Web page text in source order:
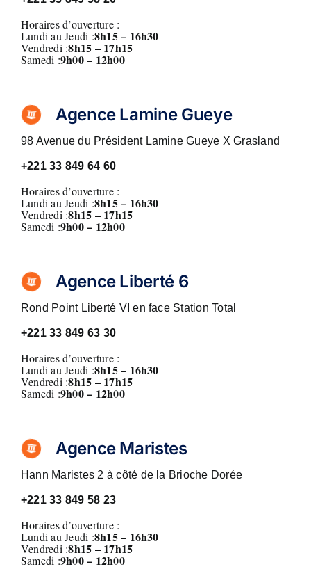
Horaires d’ouverture :
Lundi au Jeudi :8h15 – 16h30
Vendredi :8h15 – 17h15
Samedi :9h00 – 12h00
Agence Lamine Gueye
98 Avenue du Président Lamine Gueye X Grasland
+221 33 849 64 60
Horaires d’ouverture :
Lundi au Jeudi :8h15 – 16h30
Vendredi :8h15 – 17h15
Samedi :9h00 – 12h00
Agence Liberté 6
Rond Point Liberté VI en face Station Total
+221 33 849 63 30
Horaires d’ouverture :
Lundi au Jeudi :8h15 – 16h30
Vendredi :8h15 – 17h15
Samedi :9h00 – 12h00
Agence Maristes
Hann Maristes 2 à côté de la Brioche Dorée
+22133 849 58 23
Horaires d’ouverture :
Lundi au Jeudi :8h15 – 16h30
Vendredi :8h15 – 17h15
Samedi :9h00 – 12h00